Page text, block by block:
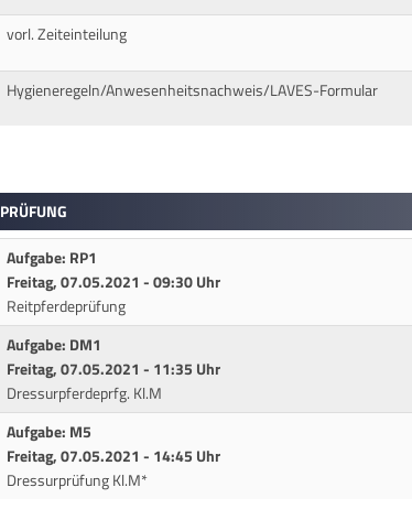
vorl. Zeiteinteilung
Hygieneregeln/Anwesenheitsnachweis/LAVES-Formular
PRÜFUNG
Aufgabe: RP1
Freitag, 07.05.2021 - 09:30 Uhr
Reitpferdeprüfung
Aufgabe: DM1
Freitag, 07.05.2021 - 11:35 Uhr
Dressurpferdeprfg. Kl.M
Aufgabe: M5
Freitag, 07.05.2021 - 14:45 Uhr
Dressurprüfung Kl.M*